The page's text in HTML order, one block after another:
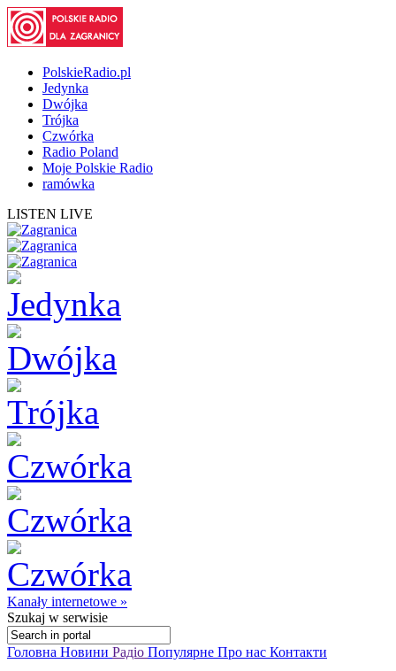
PolskieRadio.pl
Jedynka
Dwójka
Trójka
Czwórka
Radio Poland
Moje Polskie Radio
ramówka
LISTEN LIVE
Kanały internetowe »
Szukaj w serwisie
Головна Новини Радіо Популярне Про нас Контакти